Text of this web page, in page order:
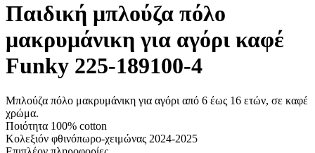
Παιδική μπλούζα πόλο
μακρυμάνικη για αγόρι καφέ
Funky 225-189100-4
Μπλούζα πόλο μακρυμάνικη για αγόρι από 6 έως 16 ετών, σε καφέ
χρώμα.
Ποιότητα 100% cotton
Κολεξιόν φθινόπωρο-χειμώνας 2024-2025